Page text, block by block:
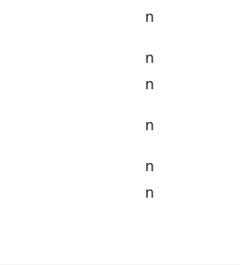
n
n
n
n
n
n